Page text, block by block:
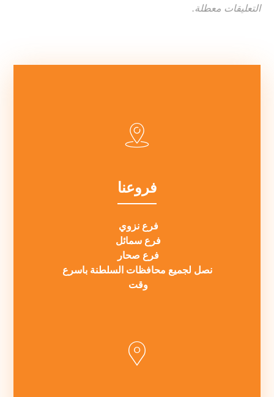
التعليقات معطلة.
فروعنا
فرع نزوي
فرع سمائل
فرع صحار
نصل لجميع محافظات السلطنة باسرع
وقت